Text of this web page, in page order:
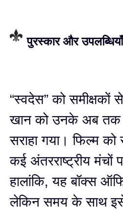
पुरस्कार और उपलब्धियाँ
“स्वदेस” को समीक्षकों
खान को उनके अब तक
सराहा गया। फिल्म को
कई अंतरराष्ट्रीय मंचों
हालांकि, यह बॉक्स
लेकिन समय के साथ इसे